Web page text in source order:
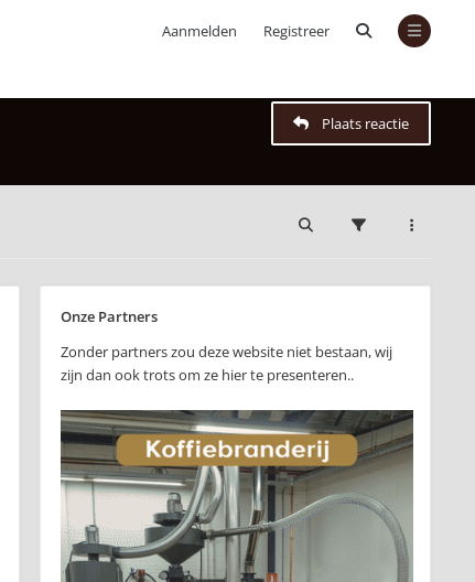
Aanmelden Registreer
Plaats reactie
Onze Partners
Zonder partners zou deze website niet bestaan, wij
zijn dan ook trots om ze hier te presenteren..